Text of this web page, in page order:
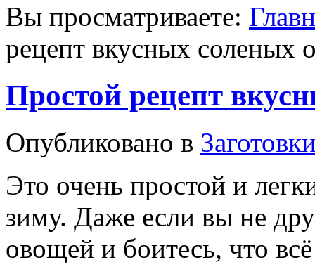
Вы просматриваете:
рецепт вкусных соленых
Простой рецепт
Опубликовано в
Это очень простой и
зиму. Даже если вы не
овощей и боитесь, что